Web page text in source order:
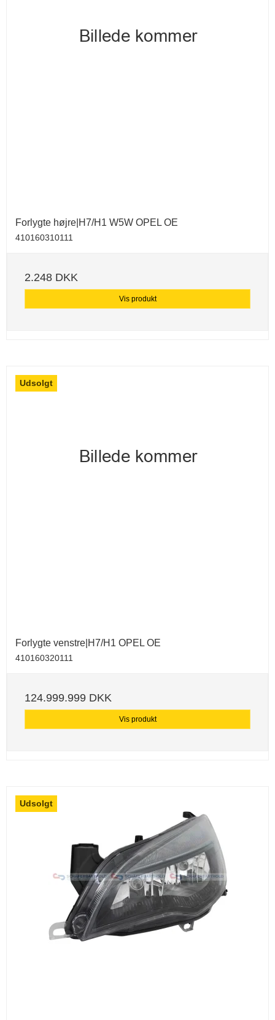
Forlygte højre|H7/H1 W5W OPEL OE
410160310111
2.248 DKK
Vis produkt
Udsolgt
Forlygte venstre|H7/H1 OPEL OE
410160320111
124.999.999 DKK
Vis produkt
Udsolgt